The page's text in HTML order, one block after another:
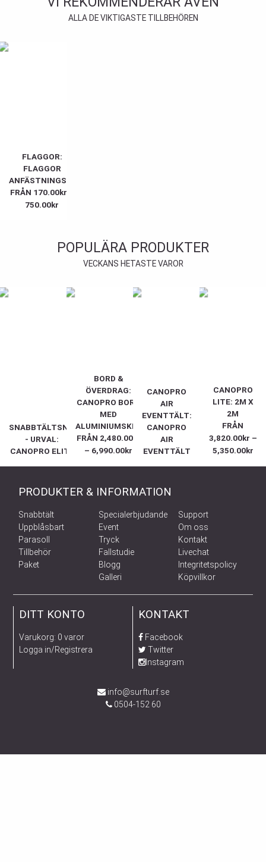
ALLA DE VIKTIGASTE TILLBEHÖREN
FLAGGOR:
FLAGGOR
ANFÄSTNINGSANORDNINGAR
FRÅN 170.00kr
750.00kr
POPULÄRA PRODUKTER
VECKANS HETASTE VAROR
SNABBTÄLTSNABBTÄLT
- URVAL:
CANOPRO ELITE
BORD &
ÖVERDRAG:
CANOPRO BORD
MED
ALUMINIUMSKIVA
FRÅN 2,480.00kr
– 6,990.00kr
CANOPRO
AIR
EVENTTÄLT:
CANOPRO
AIR
EVENTTÄLT
CANOPRO
LITE: 2M X
2M
FRÅN
3,820.00kr –
5,350.00kr
PRODUKTER & INFORMATION
Snabbtält
Uppblåsbart
Parasoll
Tillbehör
Paket
Specialerbjudande
Event
Tryck
Fallstudie
Blogg
Galleri
Support
Om oss
Kontakt
Livechat
Integritetspolicy
Köpvillkor
DITT KONTO
Varukorg: 0 varor
Logga in/Registrera
KONTAKT
Facebook
Twitter
Instagram
info@surfturf.se
0504-152 60